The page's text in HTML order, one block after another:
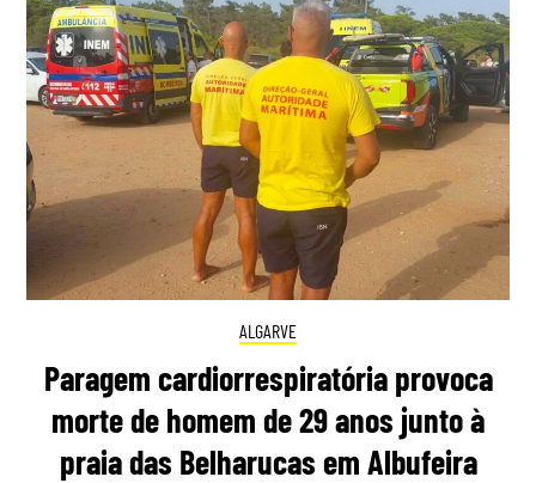
ALGARVE
Paragem cardiorrespiratória provoca
morte de homem de 29 anos junto à
praia das Belharucas em Albufeira